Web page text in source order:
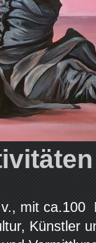
mit ca.100
Künstler